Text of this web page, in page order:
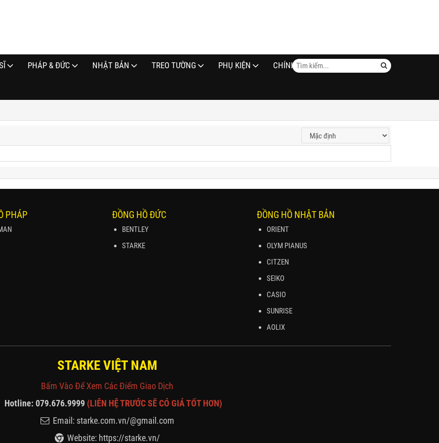
PHÁP & ĐỨC NHẬT BẢN TREO TƯỜNG PHỤ KIỆN CHÍNH SÁCH
PHÁP ĐỒNG HỒ ĐỨC
BENTLEY
STARKE
ĐỒNG HỒ NHẬT BẢN
ORIENT
OLYM PIANUS
CITZEN
SEIKO
CASIO
SUNRISE
AOLIX
STARKE VIỆT NAM
Bấm Vào Để Xem Các Điểm Giao Dịch
Hotline: 079.676.9999 (LIÊN HỆ TRƯỚC SẼ CÓ GIÁ TỐT HƠN)
Email: starke.com.vn/@gmail.com
Website: https://starke.vn/